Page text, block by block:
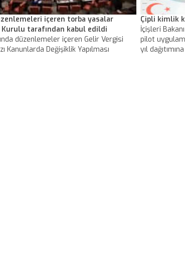
içeren torba yasalar
Kurulu tarafından kabul edildi
düzenlemeler içeren Gelir Vergisi
Kanunlarda Değişiklik Yapılması
Çipli kimlik
İçişleri
pilot
yıl